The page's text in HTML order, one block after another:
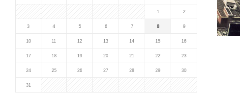
1 2
3 4 5 6 7 8 9
10 11 12 13 14 15 16
17 18 19 20 21 22 23
24 25 26 27 28 29 30
31